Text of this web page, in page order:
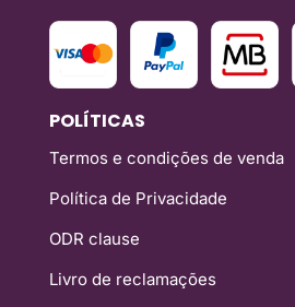
POLÍTICAS
Termos e condições de venda
Política de Privacidade
ODR clause
Livro de reclamações